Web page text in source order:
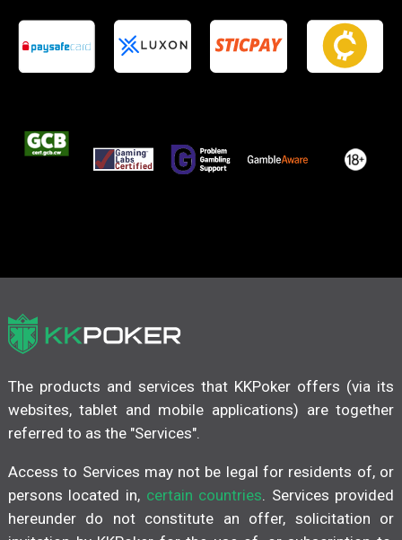
The products and services that KKPoker offers (via its
websites, tablet and mobile applications) are together
referred to as the "Services".
Access to Services may not be legal for residents of, or
persons located in, certain countries. Services provided
hereunder do not constitute an offer, solicitation or